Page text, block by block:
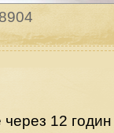
через 12